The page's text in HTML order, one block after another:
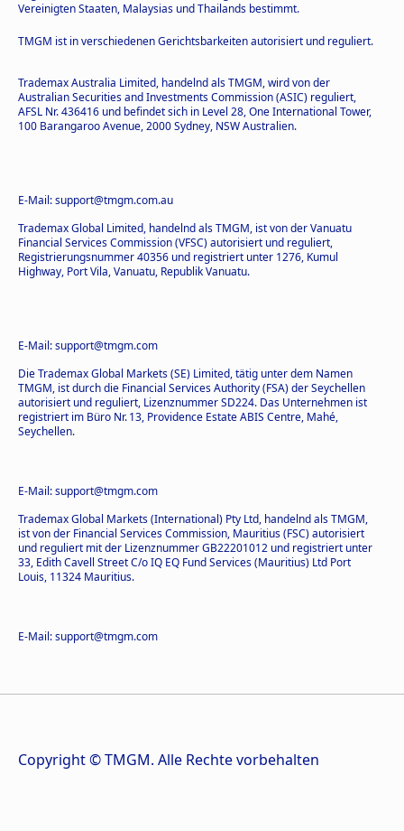
Vereinigten Staaten, Malaysias und Thailands bestimmt.
TMGM ist in verschiedenen Gerichtsbarkeiten autorisiert und reguliert.
Trademax Australia Limited, handelnd als TMGM, wird von der
Australian Securities and Investments Commission (ASIC) reguliert,
AFSL Nr. 436416 und befindet sich in Level 28, One International Tower,
100 Barangaroo Avenue, 2000 Sydney, NSW Australien.
E-Mail: support@tmgm.com.au
Trademax Global Limited, handelnd als TMGM, ist von der Vanuatu
Financial Services Commission (VFSC) autorisiert und reguliert,
Registrierungsnummer 40356 und registriert unter 1276, Kumul
Highway, Port Vila, Vanuatu, Republik Vanuatu.
E-Mail: support@tmgm.com
Die Trademax Global Markets (SE) Limited, tätig unter dem Namen
TMGM, ist durch die Financial Services Authority (FSA) der Seychellen
autorisiert und reguliert, Lizenznummer SD224. Das Unternehmen ist
registriert im Büro Nr. 13, Providence Estate ABIS Centre, Mahé,
Seychellen.
E-Mail: support@tmgm.com
Trademax Global Markets (International) Pty Ltd, handelnd als TMGM,
ist von der Financial Services Commission, Mauritius (FSC) autorisiert
und reguliert mit der Lizenznummer GB22201012 und registriert unter
33, Edith Cavell Street C/o IQ EQ Fund Services (Mauritius) Ltd Port
Louis, 11324 Mauritius.
E-Mail: support@tmgm.com
Copyright © TMGM. Alle Rechte vorbehalten